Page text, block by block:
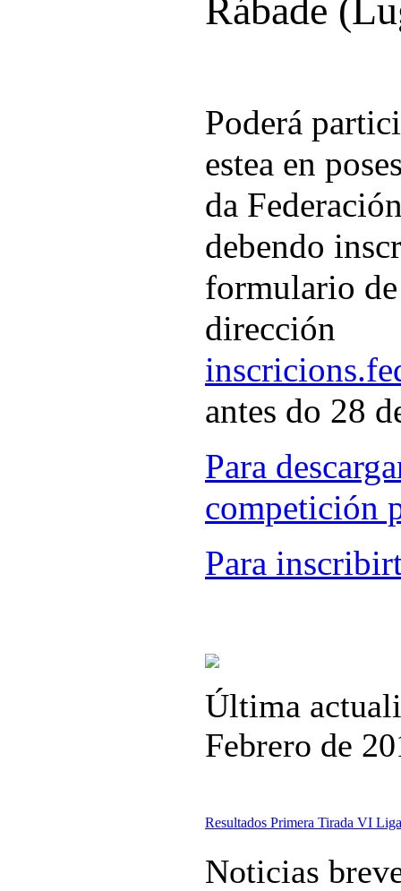
Rábade
Poderá
estea en
da
debendo
formulario
dirección
antes do 28
Para
competición
Para
Última
Febrero de
Resultados Primera Tirada VI
Noticias